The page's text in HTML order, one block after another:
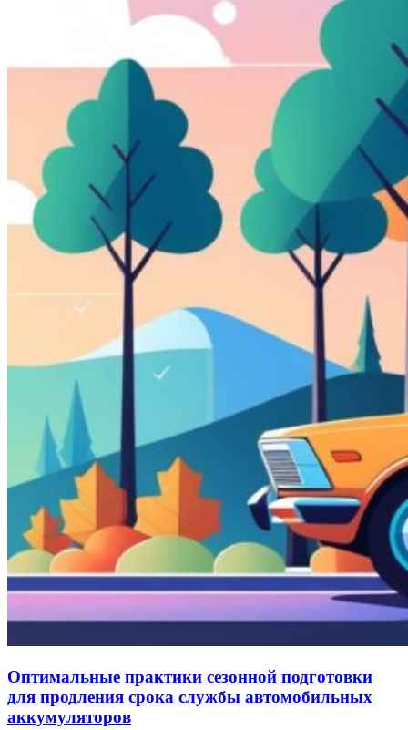
Оптимальные практики сезонной подготовки
для продления срока службы автомобильных
аккумуляторов